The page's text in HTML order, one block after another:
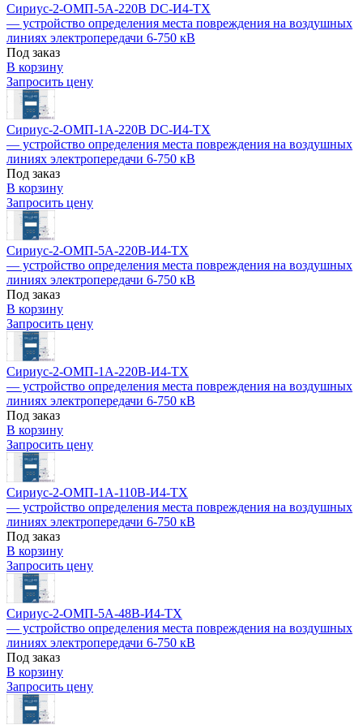
Сириус-2-ОМП-5А-220В DC-И4-TX
— устройство определения места повреждения на воздушных
линиях электропередачи 6-750 кВ
Под заказ
В корзину
Запросить цену
Сириус-2-ОМП-1А-220В DC-И4-TX
— устройство определения места повреждения на воздушных
линиях электропередачи 6-750 кВ
Под заказ
В корзину
Запросить цену
Сириус-2-ОМП-5А-220В-И4-TX
— устройство определения места повреждения на воздушных
линиях электропередачи 6-750 кВ
Под заказ
В корзину
Запросить цену
Сириус-2-ОМП-1А-220В-И4-TX
— устройство определения места повреждения на воздушных
линиях электропередачи 6-750 кВ
Под заказ
В корзину
Запросить цену
Сириус-2-ОМП-1А-110В-И4-TX
— устройство определения места повреждения на воздушных
линиях электропередачи 6-750 кВ
Под заказ
В корзину
Запросить цену
Сириус-2-ОМП-5А-48В-И4-TX
— устройство определения места повреждения на воздушных
линиях электропередачи 6-750 кВ
Под заказ
В корзину
Запросить цену